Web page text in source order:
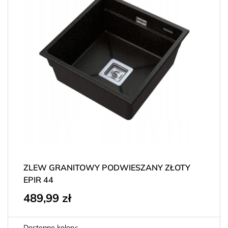
ZLEW GRANITOWY PODWIESZANY ZŁOTY
EPIR 44
489,99 zł